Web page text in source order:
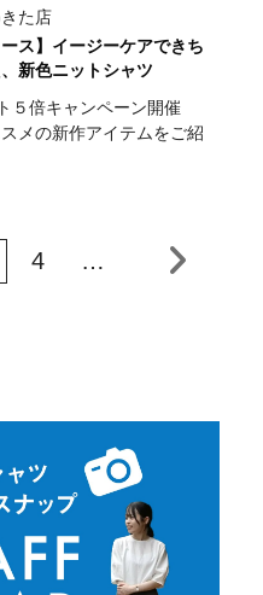
た店
ース】イージーケアできち
新色ニットシャツ
５倍キャンペーン開催
メの新作アイテムをご紹
4 …